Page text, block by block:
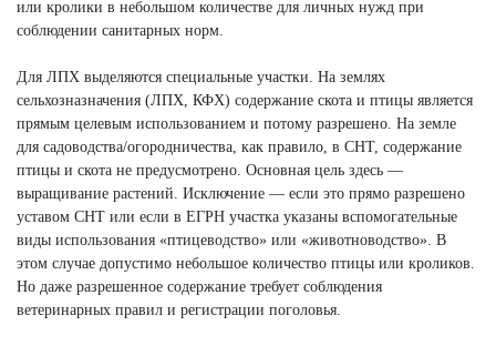
или кролики в небольшом количестве для личных нужд при
соблюдении санитарных норм.
Для ЛПХ выделяются специальные участки. На землях
сельхозназначения (ЛПХ, КФХ) содержание скота и птицы является
прямым целевым использованием и потому разрешено. На земле
для садоводства/огородничества, как правило, в СНТ, содержание
птицы и скота не предусмотрено. Основная цель здесь —
выращивание растений. Исключение — если это прямо разрешено
уставом СНТ или если в ЕГРН участка указаны вспомогательные
виды использования «птицеводство» или «животноводство». В
этом случае допустимо небольшое количество птицы или кроликов.
Но даже разрешенное содержание требует соблюдения
ветеринарных правил и регистрации поголовья.